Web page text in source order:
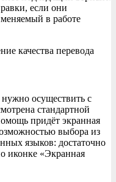
если они
в работе
осуществить с
стандартной
придёт экранная
выбора из
языков: достаточно
иконке «Экранная